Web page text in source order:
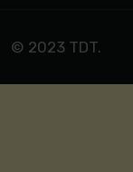
© 2023 TDT.